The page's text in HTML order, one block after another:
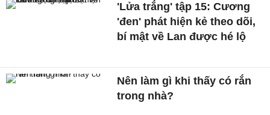
'Lửa trắng' tập 15: Cương
'đen' phát hiện kẻ theo dõi,
bí mật về Lan được hé lộ
Nên làm gì khi thấy có rắn
trong nhà?